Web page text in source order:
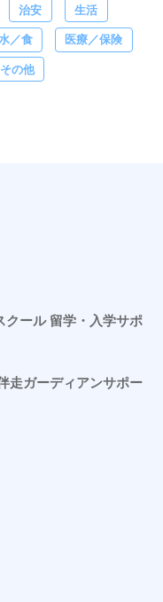
治安 生活
／食 医療／保険
その他
クール 留学・入学サポ
走ガーディアンサポー